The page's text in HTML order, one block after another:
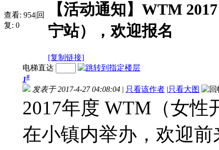
查看: 954|回
复: 0
【活动通知】WTM
宁站），欢迎报名
[复制链接]
电梯直达
1#
发表于 2017-4-27 04:08:04 | 只看该作者 |只看大图
2017年度 WTM（女性
在小镇内举办，欢迎前